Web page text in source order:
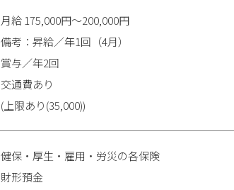
月給 175,000円〜200,000円
備考：昇給／年1回（4月）
賞与／年2回
交通費あり
(上限あり(35,000))
健保・厚生・雇用・労災の各保険
財形預金